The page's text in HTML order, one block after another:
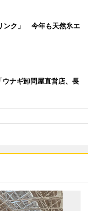
ンク」 今年も天然氷エ
ナギ卸問屋直営店、長